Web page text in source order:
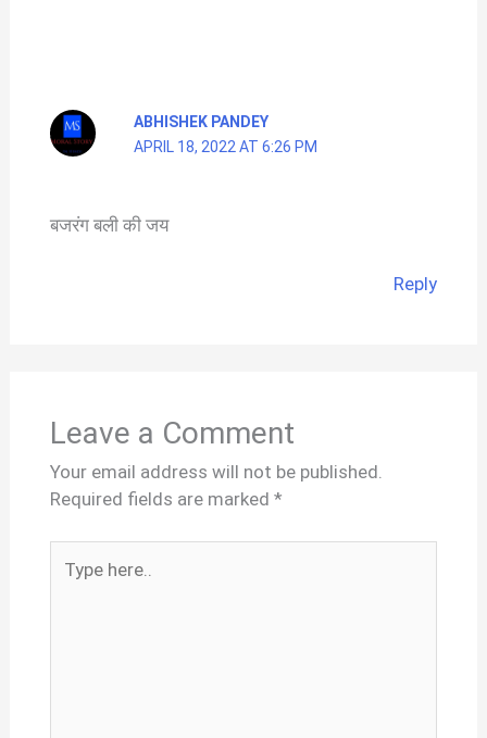
ABHISHEK PANDEY
APRIL 18, 2022 AT 6:26 PM
बजरंग बली की जय
Reply
Leave a Comment
Your email address will not be published.
Required fields are marked *
here..